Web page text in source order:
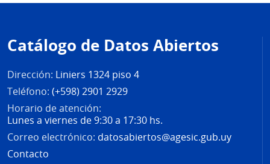
de
página
Catálogo de Datos Abiertos
Dirección: Liniers 1324 piso 4
Teléfono: (+598) 2901 2929
Horario de atención:
Lunes a viernes de 9:30 a 17:30 hs.
Correo electrónico: datosabiertos@agesic.gub.uy
Contacto